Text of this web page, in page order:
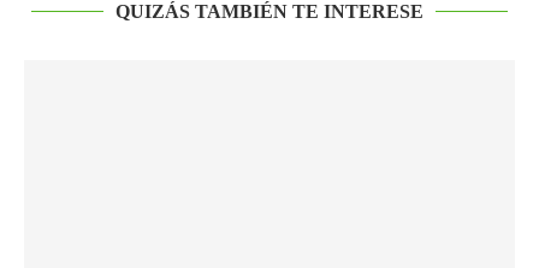
QUIZÁS TAMBIÉN TE INTERESE